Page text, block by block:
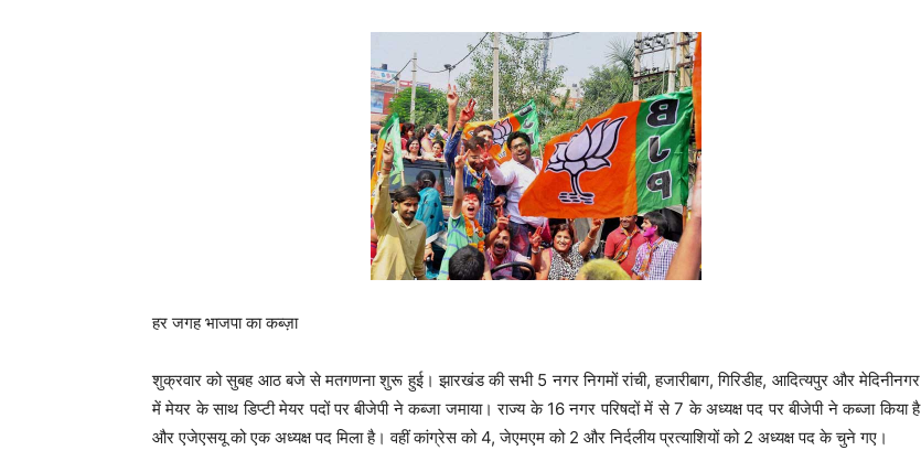
हर जगह भाजपा का कब्ज़ा
शुक्रवार को सुबह आठ बजे से मतगणना शुरू हुई। झारखंड की सभी 5 नगर निगमों रांची, हजारीबाग, गिरिडीह, आदित्यपुर और मेदिनीनगर
में मेयर के साथ डिप्टी मेयर पदों पर बीजेपी ने कब्जा जमाया। राज्य के 16 नगर परिषदों में से 7 के अध्यक्ष पद पर बीजेपी ने कब्जा किया है
और एजेएसयू को एक अध्यक्ष पद मिला है। वहीं कांग्रेस को 4, जेएमएम को 2 और निर्दलीय प्रत्‍याशियों को 2 अध्यक्ष पद के चुने गए।